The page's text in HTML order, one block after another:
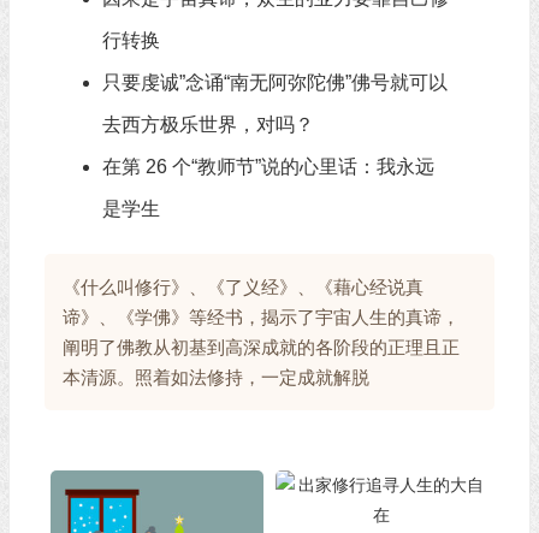
行转换
只要虔诚”念诵“南无阿弥陀佛”佛号就可以
去西方极乐世界，对吗？
在第 26 个“教师节”说的心里话：我永远
是学生
《什么叫修行》、《了义经》、《藉心经说真
谛》、《学佛》等经书，揭示了宇宙人生的真谛，
阐明了佛教从初基到高深成就的各阶段的正理且正
本清源。照着如法修持，一定成就解脱